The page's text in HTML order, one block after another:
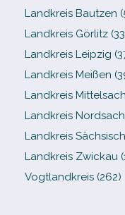
Landkreis Bautzen
Landkreis Görlitz
Landkreis Leipzig
Landkreis Meißen
Landkreis
Landkreis
Landkreis
Landkreis Zwickau
Vogtlandkreis (262)